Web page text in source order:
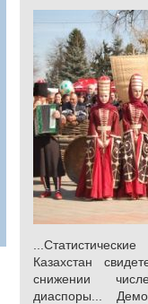
Казахстан
снижении
диаспоры...